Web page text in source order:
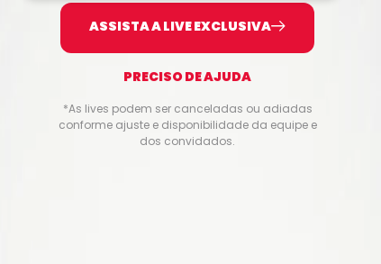
ASSISTA A LIVE EXCLUSIVA
PRECISO DE AJUDA
*As lives podem ser canceladas ou adiadas
conforme ajuste e disponibilidade da equipe e
dos convidados.